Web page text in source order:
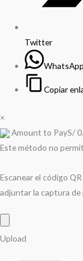
Twitter
WhatsApp
Copiar
×
Amount to PayS/
Este método no
Escanear el código
adjuntar la captura de
Upload